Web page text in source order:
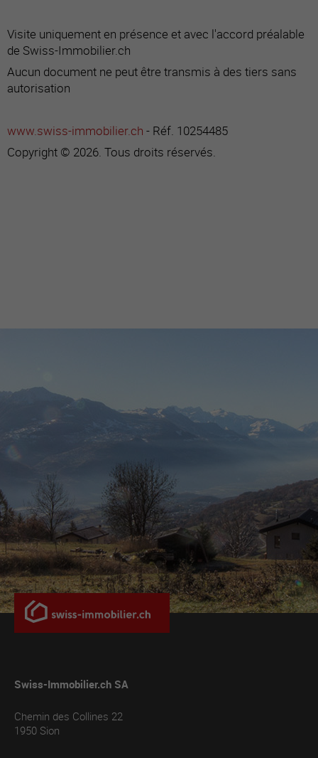
Visite uniquement en présence et avec l'accord préalable
de Swiss-Immobilier.ch
Aucun document ne peut être transmis à des tiers sans
autorisation
www.swiss-immobilier.ch - Réf. 10254485
Copyright © 2026. Tous droits réservés.
Swiss-Immobilier.ch SA
Chemin des Collines 22
1950 Sion